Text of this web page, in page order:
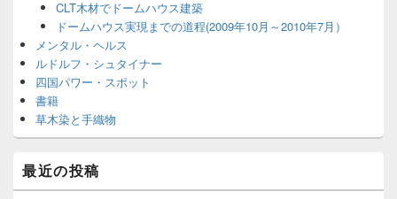
CLT木材でドームハウス建築
ドームハウス実現までの道程(2009年10月～2010年7月）
メンタル・ヘルス
ルドルフ・シュタイナー
四国パワー・スポット
書籍
草木染と手織物
最近の投稿